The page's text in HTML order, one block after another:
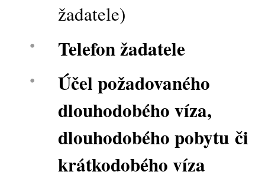
žadatele)
Telefon žadatele
Účel požadovaného
dlouhodobého víza,
dlouhodobého pobytu či
krátkodobého víza